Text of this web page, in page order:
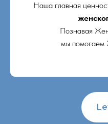
Наша главная
Познавая
мы помогаем